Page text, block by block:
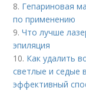
8. Гепариновая
по применению
9.Что лучше
эпиляция
10. Как удалить
светлые и седые
эффективный